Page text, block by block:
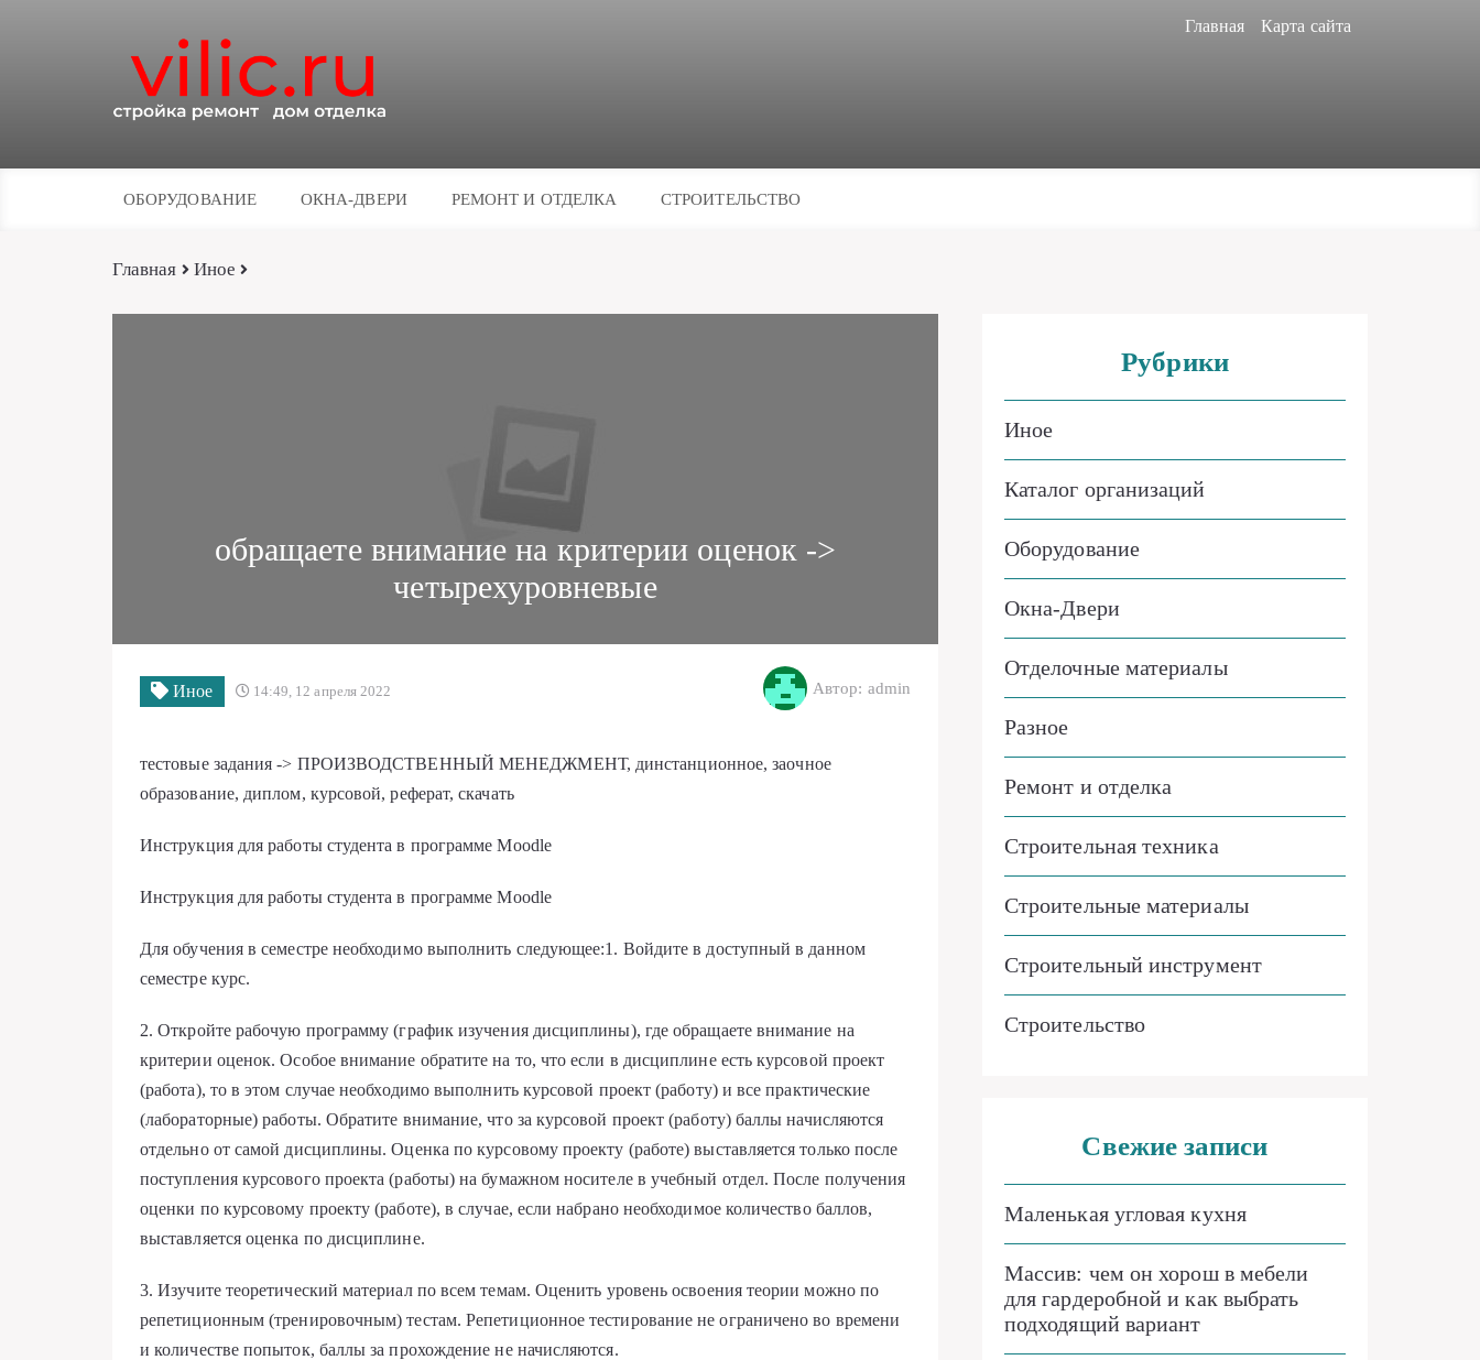
Главная Карта сайта
ОБОРУДОВАНИЕ ОКНА-ДВЕРИ РЕМОНТ И ОТДЕЛКА СТРОИТЕЛЬСТВО
Главная Иное
обращаете внимание на критерии оценок ->
четырехуровневые
Иное 14:49, 12 апреля 2022 Автор: admin
тестовые задания -> ПРОИЗВОДСТВЕННЫЙ МЕНЕДЖМЕНТ, динстанционное, заочное
образование, диплом, курсовой, реферат, скачать
Инструкция для работы студента в программе Moodle
Инструкция для работы студента в программе Moodle
Для обучения в семестре необходимо выполнить следующее:1. Войдите в доступный в данном
семестре курс.
2. Откройте рабочую программу (график изучения дисциплины), где обращаете внимание на
критерии оценок. Особое внимание обратите на то, что если в дисциплине есть курсовой проект
(работа), то в этом случае необходимо выполнить курсовой проект (работу) и все практические
(лабораторные) работы. Обратите внимание, что за курсовой проект (работу) баллы начисляются
отдельно от самой дисциплины. Оценка по курсовому проекту (работе) выставляется только после
поступления курсового проекта (работы) на бумажном носителе в учебный отдел. После получения
оценки по курсовому проекту (работе), в случае, если набрано необходимое количество баллов,
выставляется оценка по дисциплине.
3. Изучите теоретический материал по всем темам. Оценить уровень освоения теории можно по
репетиционным (тренировочным) тестам. Репетиционное тестирование не ограничено во времени
и количестве попыток, баллы за прохождение не начисляются.
Рубрики
Иное
Каталог организаций
Оборудование
Окна-Двери
Отделочные материалы
Разное
Ремонт и отделка
Строительная техника
Строительные материалы
Строительный инструмент
Строительство
Свежие записи
Маленькая угловая кухня
Массив: чем он хорош в мебели
для гардеробной и как выбрать
подходящий вариант